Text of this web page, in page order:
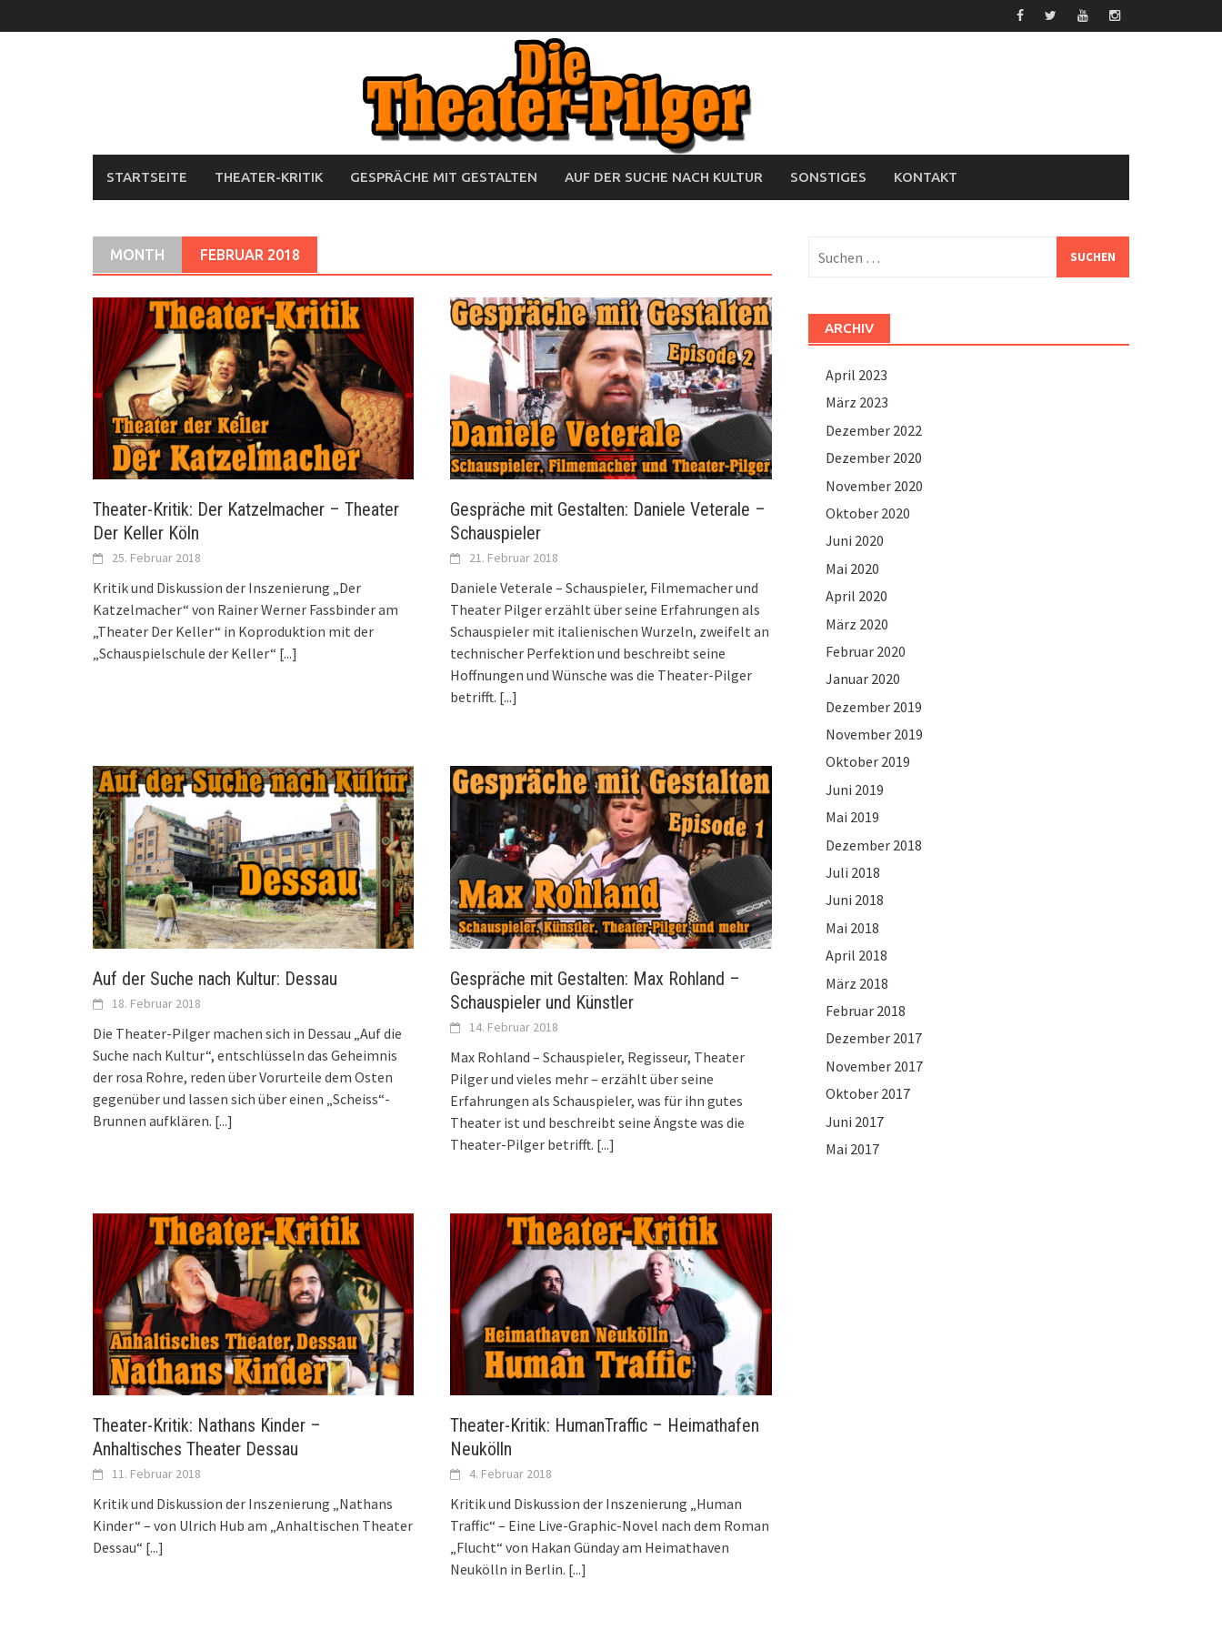
to
STARTSEITE THEATER-KRITIK GESPRÄCHE MIT GESTALTEN AUF DER SUCHE NACH KULTUR SONSTIGES KONTAKT
MONTH FEBRUAR 2018
Theater-Kritik: Der Katzelmacher – Theater
Der Keller Köln
25. Februar 2018
Kritik und Diskussion der Inszenierung „Der
Katzelmacher“ von Rainer Werner Fassbinder am
„Theater Der Keller“ in Koproduktion mit der
„Schauspielschule der Keller“ [...]
Gespräche mit Gestalten: Daniele Veterale –
Schauspieler
21. Februar 2018
Daniele Veterale – Schauspieler, Filmemacher und
Theater Pilger erzählt über seine Erfahrungen als
Schauspieler mit italienischen Wurzeln, zweifelt an
technischer Perfektion und beschreibt seine
Hoffnungen und Wünsche was die Theater-Pilger
betrifft. [...]
Auf der Suche nach Kultur: Dessau
18. Februar 2018
Die Theater-Pilger machen sich in Dessau „Auf die
Suche nach Kultur“, entschlüsseln das Geheimnis
der rosa Rohre, reden über Vorurteile dem Osten
gegenüber und lassen sich über einen „Scheiss“-
Brunnen aufklären. [...]
Gespräche mit Gestalten: Max Rohland –
Schauspieler und Künstler
14. Februar 2018
Max Rohland – Schauspieler, Regisseur, Theater
Pilger und vieles mehr – erzählt über seine
Erfahrungen als Schauspieler, was für ihn gutes
Theater ist und beschreibt seine Ängste was die
Theater-Pilger betrifft. [...]
Theater-Kritik: Nathans Kinder –
Anhaltisches Theater Dessau
11. Februar 2018
Kritik und Diskussion der Inszenierung „Nathans
Kinder“ – von Ulrich Hub am „Anhaltischen Theater
Dessau“ [...]
Theater-Kritik: HumanTraffic – Heimathafen
Neukölln
4. Februar 2018
Kritik und Diskussion der Inszenierung „Human
Traffic“ – Eine Live-Graphic-Novel nach dem Roman
„Flucht“ von Hakan Günday am Heimathaven
Neukölln in Berlin. [...]
nach:
ARCHIV
April 2023
März 2023
Dezember 2022
Dezember 2020
November 2020
Oktober 2020
Juni 2020
Mai 2020
April 2020
März 2020
Februar 2020
Januar 2020
Dezember 2019
November 2019
Oktober 2019
Juni 2019
Mai 2019
Dezember 2018
Juli 2018
Juni 2018
Mai 2018
April 2018
März 2018
Februar 2018
Dezember 2017
November 2017
Oktober 2017
Juni 2017
Mai 2017